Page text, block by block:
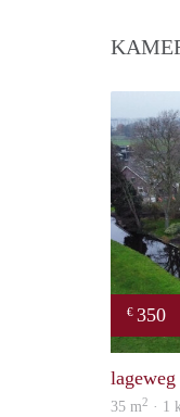
€ 350
lageweg
35 m2 · 1